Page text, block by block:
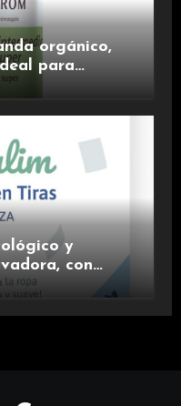
orgánico,
para
y
con
de